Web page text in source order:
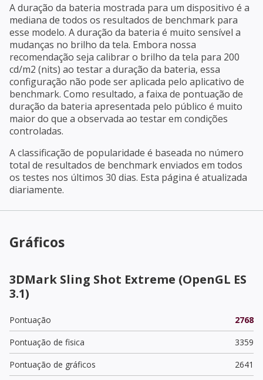
A duração da bateria mostrada para um dispositivo é a
mediana de todos os resultados de benchmark para
esse modelo. A duração da bateria é muito sensível a
mudanças no brilho da tela. Embora nossa
recomendação seja calibrar o brilho da tela para 200
cd/m2 (nits) ao testar a duração da bateria, essa
configuração não pode ser aplicada pelo aplicativo de
benchmark. Como resultado, a faixa de pontuação de
duração da bateria apresentada pelo público é muito
maior do que a observada ao testar em condições
controladas.
A classificação de popularidade é baseada no número
total de resultados de benchmark enviados em todos
os testes nos últimos 30 dias. Esta página é atualizada
diariamente.
Gráficos
3DMark Sling Shot Extreme (OpenGL ES
3.1)
Pontuação
2768
Pontuação de fisica
3359
Pontuação de gráficos
2641